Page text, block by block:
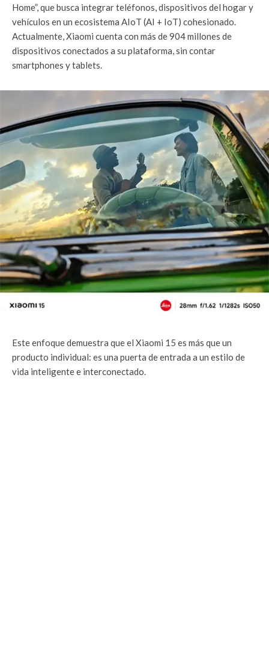
Home”, que busca integrar teléfonos, dispositivos del hogar y
vehículos en un ecosistema AIoT (AI + IoT) cohesionado.
Actualmente, Xiaomi cuenta con más de 904 millones de
dispositivos conectados a su plataforma, sin contar
smartphones y tablets.
Este enfoque demuestra que el Xiaomi 15 es más que un
producto individual: es una puerta de entrada a un estilo de
vida inteligente e interconectado.